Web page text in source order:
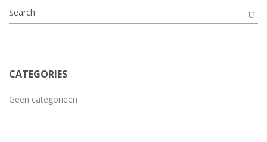
CATEGORIES
Geen categorieën